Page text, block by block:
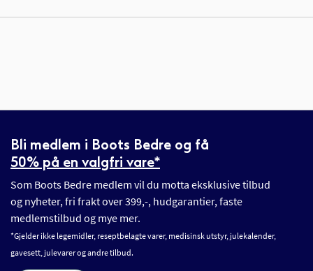
Bli medlem i Boots Bedre og få
50% på en valgfri vare*
Som Boots Bedre medlem vil du motta eksklusive tilbud
og nyheter, fri frakt over 399,-, hudgarantier, faste
medlemstilbud og mye mer.
*Gjelder ikke legemidler, reseptbelagte varer, medisinsk utstyr, julekalender,
gavesett, julevarer og andre tilbud.